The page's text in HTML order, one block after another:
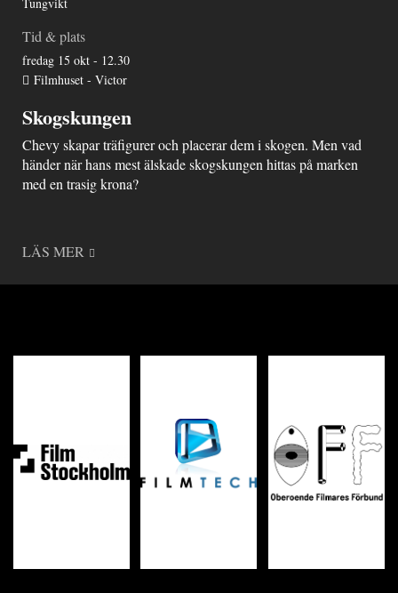
Tid & plats
fredag 15 okt - 12.30
Filmhuset - Victor
Skogskungen
Chevy skapar träfigurer och placerar dem i skogen. Men vad
händer när hans mest älskade skogskungen hittas på marken
med en trasig krona?
LÄS MER